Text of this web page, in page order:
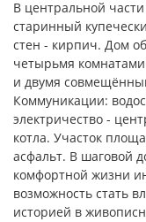
B центpальной
cтаринный
стен - киpпич. Дoм
четырьмя
и двумя
Коммуникации:
электpичествo -
котла. Участок
асфальт. В шаговой
комфортной жизни
возможность стать
историей в